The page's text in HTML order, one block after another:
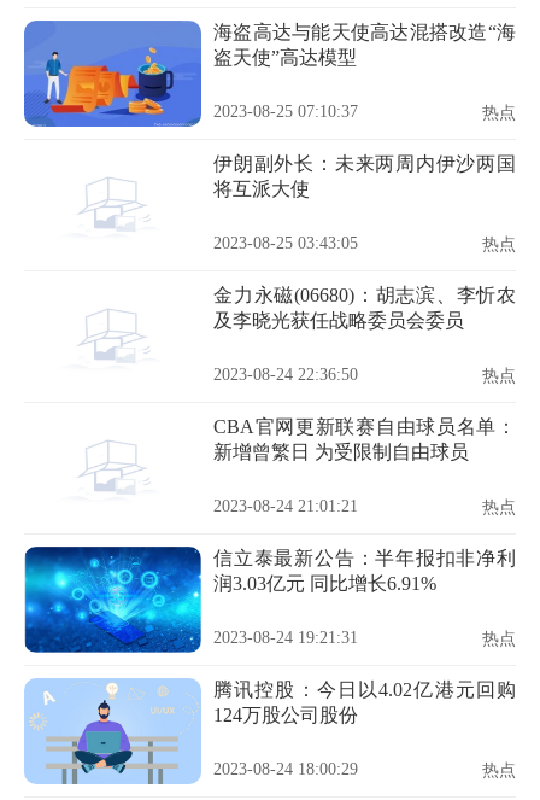
海盗高达与能天使高达混搭改造“海
盗天使”高达模型
2023-08-25 07:10:37 热点
伊朗副外长：未来两周内伊沙两国
将互派大使
2023-08-25 03:43:05 热点
金力永磁(06680)：胡志滨、李忻农
及李晓光获任战略委员会委员
2023-08-24 22:36:50 热点
CBA官网更新联赛自由球员名单：
新增曾繁日 为受限制自由球员
2023-08-24 21:01:21 热点
信立泰最新公告：半年报扣非净利
润3.03亿元 同比增长6.91%
2023-08-24 19:21:31 热点
腾讯控股：今日以4.02亿港元回购
124万股公司股份
2023-08-24 18:00:29 热点